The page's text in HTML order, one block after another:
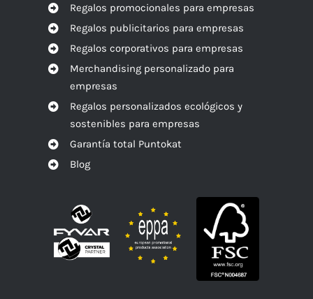
Regalos promocionales para empresas
Regalos publicitarios para empresas
Regalos corporativos para empresas
Merchandising personalizado para
empresas
Regalos personalizados ecológicos y
sostenibles para empresas
Garantía total Puntokat
Blog